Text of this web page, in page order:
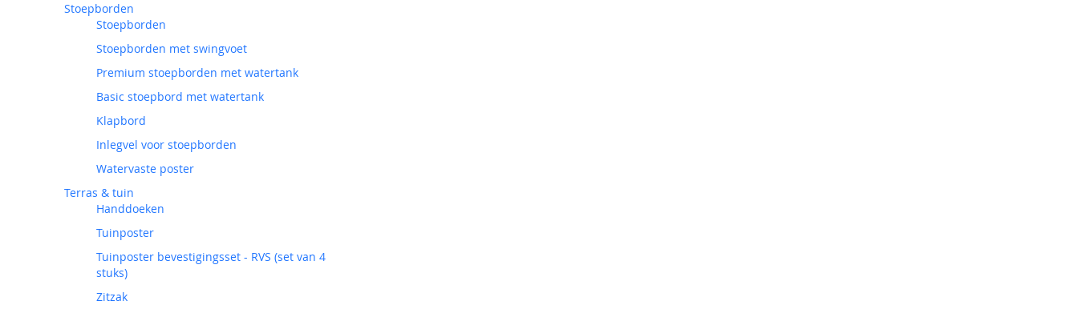
Stoepborden
Stoepborden
Stoepborden met swingvoet
Premium stoepborden met watertank
Basic stoepbord met watertank
Klapbord
Inlegvel voor stoepborden
Watervaste poster
Terras & tuin
Handdoeken
Tuinposter
Tuinposter bevestigingsset - RVS (set van 4
stuks)
Zitzak